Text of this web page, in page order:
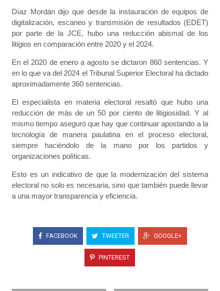
Díaz Mordán dijo que desde la instauración de equipos de
digitalización, escaneo y transmisión de resultados (EDET)
por parte de la JCE, hubo una reducción abismal de los
litigios en comparación entre 2020 y el 2024.
En el 2020 de enero a agosto se dictaron 860 sentencias. Y
en lo que va del 2024 el Tribunal Superior Electoral ha dictado
aproximadamente 360 sentencias.
El especialista en materia electoral resaltó que hubo una
reducción de más de un 50 por ciento de litigiosidad. Y al
mismo tiempo aseguró que hay que continuar apostando a la
tecnología de manera paulatina en el proceso electoral,
siempre haciéndolo de la mano por los partidos y
organizaciones políticas.
Esto es un indicativo de que la modernización del sistema
electoral no solo es necesaria, sino que también puede llevar
a una mayor transparencia y eficiencia.
FACEBOOK TWEETER GOOGLE+
PINTEREST